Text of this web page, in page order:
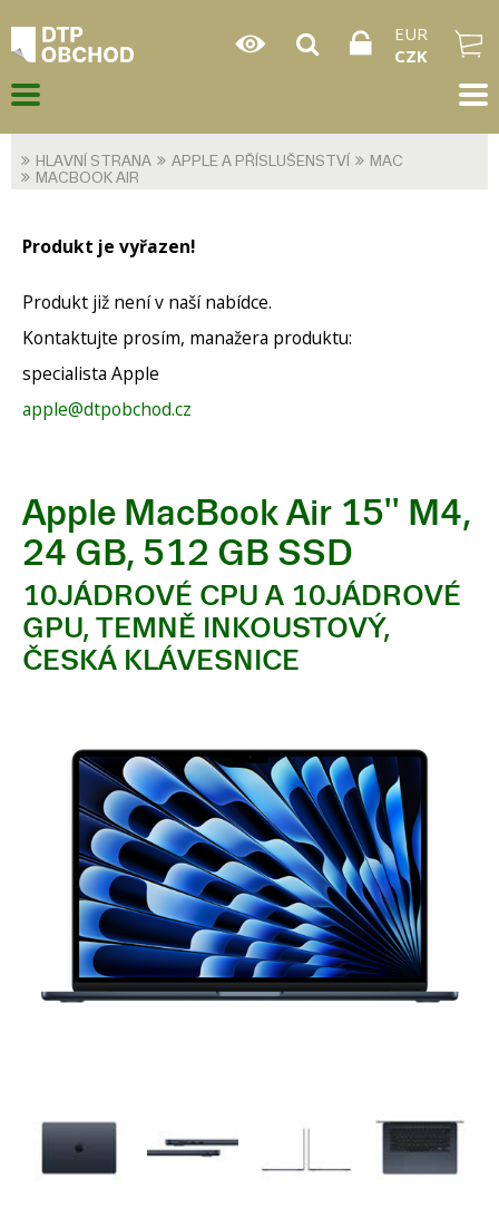
EUR
CZK
HLAVNÍ STRANA APPLE A PŘÍSLUŠENSTVÍ
MAC
MACBOOK AIR
Produkt je vyřazen!
Produkt již není v naší nabídce.
Kontaktujte prosím, manažera produktu:
specialista Apple
apple@dtpobchod.cz
Apple MacBook Air 15'' M4,
24 GB, 512 GB SSD
10JÁDROVÉ CPU A 10JÁDROVÉ
GPU, TEMNĚ INKOUSTOVÝ,
ČESKÁ KLÁVESNICE